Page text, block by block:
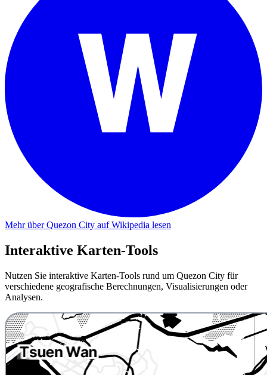
Mehr über Quezon City auf Wikipedia lesen
Interaktive Karten-Tools
Nutzen Sie interaktive Karten-Tools rund um Quezon City für
verschiedene geografische Berechnungen, Visualisierungen oder
Analysen.